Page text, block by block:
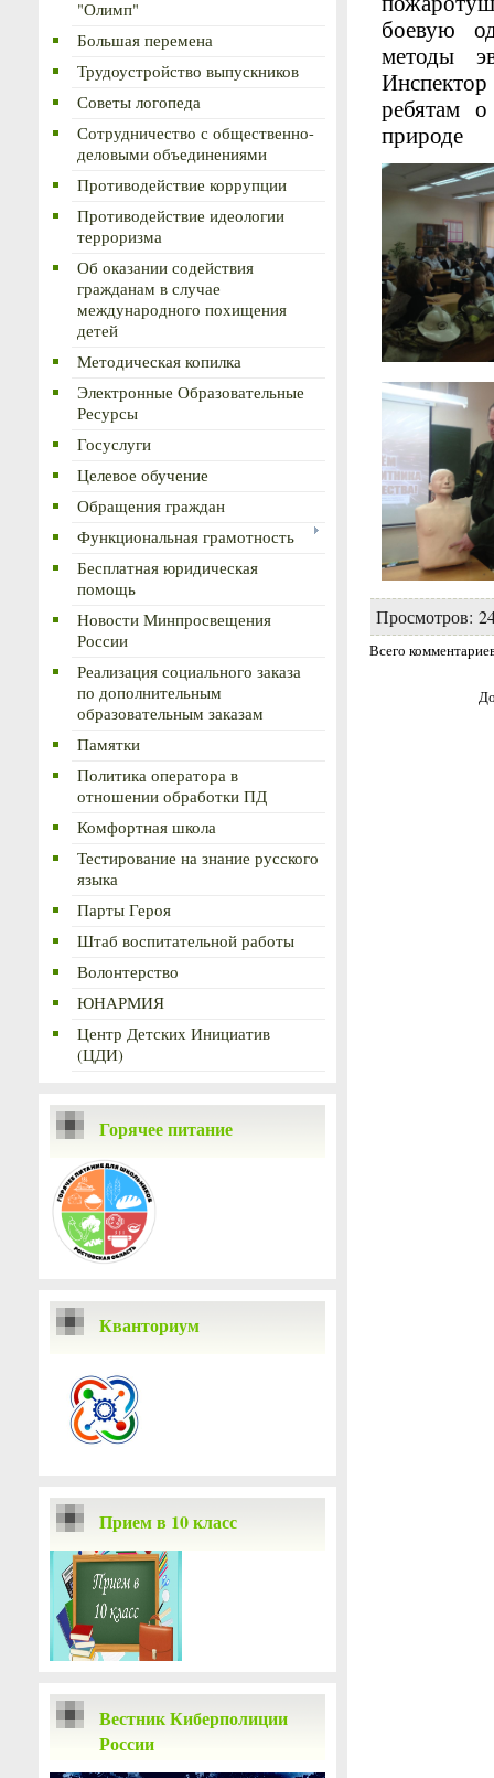
"Олимп"
Большая перемена
Трудоустройство выпускников
Советы логопеда
Сотрудничество с общественно-
деловыми объединениями
Противодействие коррупции
Противодействие идеологии
терроризма
Об оказании содействия
гражданам в случае
международного похищения
детей
Методическая копилка
Электронные Образовательные
Ресурсы
Госуслуги
Целевое обучение
Обращения граждан
Функциональная грамотность
Бесплатная юридическая
помощь
Новости Минпросвещения
России
Реализация социального заказа
по дополнительным
образовательным заказам
Памятки
Политика оператора в
отношении обработки ПД
Комфортная школа
Тестирование на знание русского
языка
Парты Героя
Штаб воспитательной работы
Волонтерство
ЮНАРМИЯ
Центр Детских Инициатив
(ЦДИ)
Горячее питание
Кванториум
Прием в 10 класс
Вестник Киберполиции
России
боевую
методы
ребятам
природе
Просмотров:
Всего